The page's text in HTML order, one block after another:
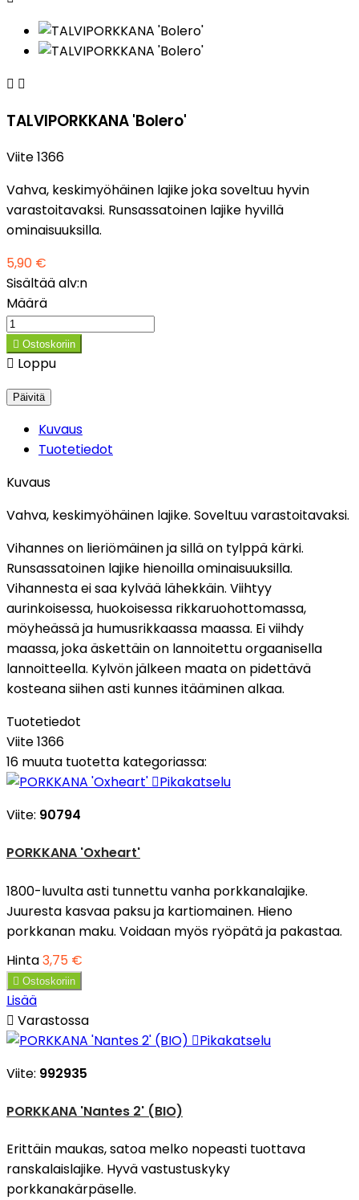
 
TALVIPORKKANA 'Bolero'
Viite1366
Vahva, keskimyöhäinen lajike joka soveltuu hyvin
varastoitavaksi. Runsassatoinen lajike hyvillä
ominaisuuksilla.
5,90 €
Sisältää alv:n
Määrä
 Ostoskoriin
 Loppu
Kuvaus
Tuotetiedot
Kuvaus
Vahva, keskimyöhäinen lajike. Soveltuu varastoitavaksi.
Vihannes on lieriömäinen ja sillä on tylppä kärki.
Runsassatoinen lajike hienoilla ominaisuuksilla.
Vihannesta ei saa kylvää lähekkäin. Viihtyy
aurinkoisessa, huokoisessa rikkaruohottomassa,
möyheässä ja humusrikkaassa maassa. Ei viihdy
maassa, joka äskettäin on lannoitettu orgaanisella
lannoitteella. Kylvön jälkeen maata on pidettävä
kosteana siihen asti kunnes itääminen alkaa.
Tuotetiedot
Viite1366
16 muuta tuotetta kategoriassa:
Pikakatselu
Viite: 90794
PORKKANA 'Oxheart'
1800-luvulta asti tunnettu vanha porkkanalajike.
Juuresta kasvaa paksu ja kartiomainen. Hieno
porkkanan maku. Voidaan myös ryöpätä ja pakastaa.
Hinta3,75 €
 Ostoskoriin
Lisää
 Varastossa
Pikakatselu
Viite: 992935
PORKKANA 'Nantes 2' (BIO)
Erittäin maukas, satoa melko nopeasti tuottava
ranskalaislajike. Hyvä vastustuskyky
porkkanakärpäselle.